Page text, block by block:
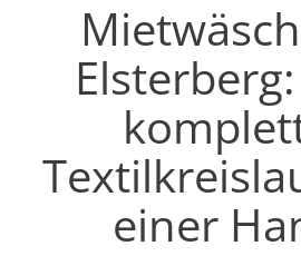
einer